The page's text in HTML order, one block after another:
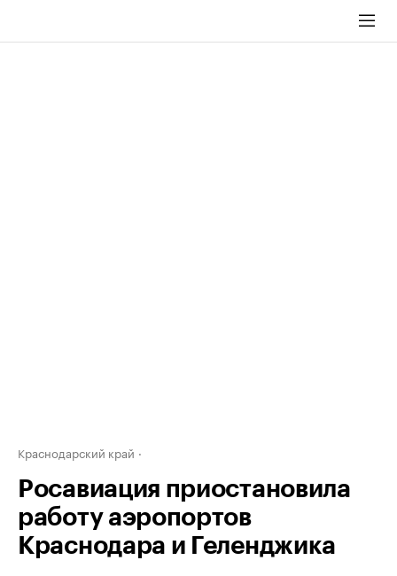
Краснодарский край
Росавиация приостановила
работу аэропортов
Краснодара и Геленджика